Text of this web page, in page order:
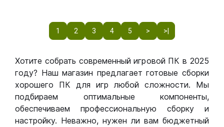
1 2 3 4 5 > >|
Хотите собрать современный игровой ПК в 2025
году? Наш магазин предлагает готовые сборки
хорошего ПК для игр любой сложности. Мы
подбираем оптимальные компоненты,
обеспечиваем профессиональную сборку и
настройку. Неважно, нужен ли вам бюджетный